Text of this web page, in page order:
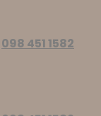
098 451 1582